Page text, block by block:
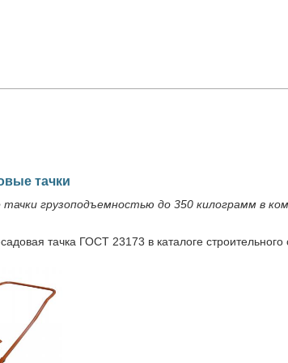
тачки
грузоподъемностью до 350 килограмм в
тачка ГОСТ 23173 в каталоге